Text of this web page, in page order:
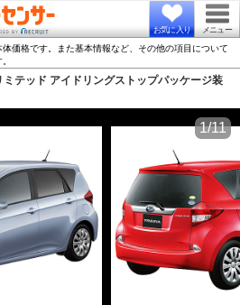
お気に入り メニュー
価格です。また基本情報など、その他の項目について
テッド アイドリングストップパッケージ装
1/11